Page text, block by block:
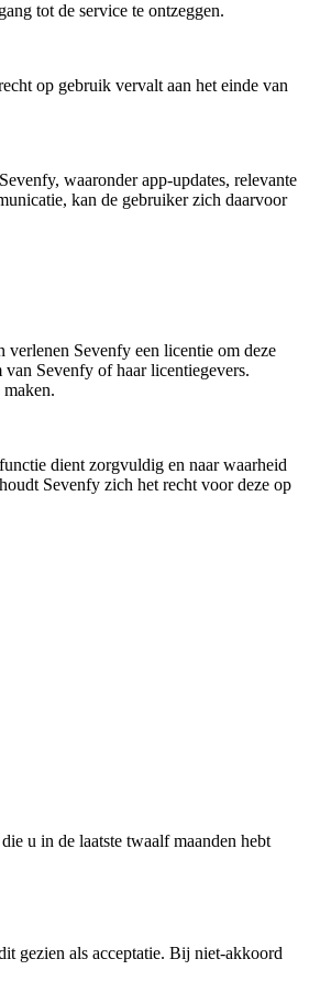
tot de service te ontzeggen.
op gebruik vervalt aan het einde van
waaronder app-updates, relevante
kan de gebruiker zich daarvoor
Sevenfy een licentie om deze
Sevenfy of haar licentiegevers.
dient zorgvuldig en naar waarheid
Sevenfy zich het recht voor deze op
u in de laatste twaalf maanden hebt
gezien als acceptatie. Bij niet-akkoord